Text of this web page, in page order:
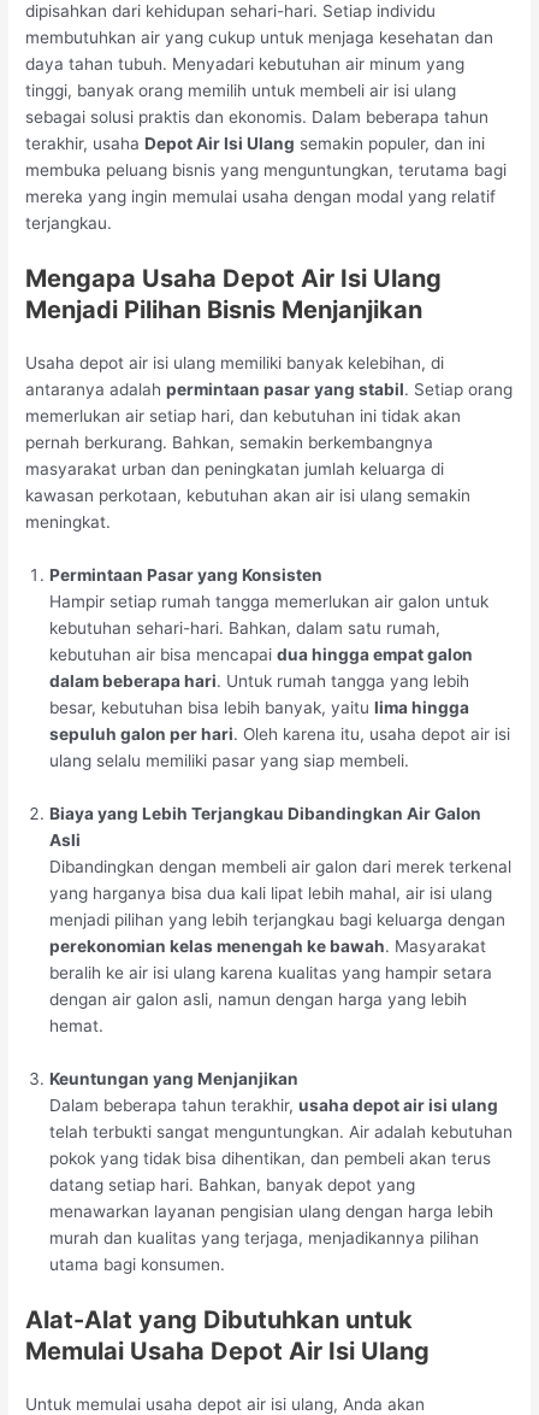
dipisahkan dari kehidupan sehari-hari. Setiap individu
membutuhkan air yang cukup untuk menjaga kesehatan dan
daya tahan tubuh. Menyadari kebutuhan air minum yang
tinggi, banyak orang memilih untuk membeli air isi ulang
sebagai solusi praktis dan ekonomis. Dalam beberapa tahun
terakhir, usahaDepot Air Isi Ulang semakin populer, dan ini
membuka peluang bisnis yang menguntungkan, terutama bagi
mereka yang ingin memulai usaha dengan modal yang relatif
terjangkau.
Mengapa Usaha Depot Air Isi Ulang
Menjadi Pilihan Bisnis Menjanjikan
Usaha depot air isi ulang memiliki banyak kelebihan, di
antaranya adalahpermintaan pasar yang stabil. Setiap orang
memerlukan air setiap hari, dan kebutuhan ini tidak akan
pernah berkurang. Bahkan, semakin berkembangnya
masyarakat urban dan peningkatan jumlah keluarga di
kawasan perkotaan, kebutuhan akan air isi ulang semakin
meningkat.
Permintaan Pasar yang Konsisten
Hampir setiap rumah tangga memerlukan air galon untuk
kebutuhan sehari-hari. Bahkan, dalam satu rumah,
kebutuhan air bisa mencapaidua hingga empat galon
dalam beberapa hari. Untuk rumah tangga yang lebih
besar, kebutuhan bisa lebih banyak, yaitulima hingga
sepuluh galon per hari. Oleh karena itu, usaha depot air isi
ulang selalu memiliki pasar yang siap membeli.
Biaya yang Lebih Terjangkau Dibandingkan Air Galon
Asli
Dibandingkan dengan membeli air galon dari merek terkenal
yang harganya bisa dua kali lipat lebih mahal, air isi ulang
menjadi pilihan yang lebih terjangkau bagi keluarga dengan
perekonomian kelas menengah ke bawah. Masyarakat
beralih ke air isi ulang karena kualitas yang hampir setara
dengan air galon asli, namun dengan harga yang lebih
hemat.
Keuntungan yang Menjanjikan
Dalam beberapa tahun terakhir,usaha depot air isi ulang
telah terbukti sangat menguntungkan. Air adalah kebutuhan
pokok yang tidak bisa dihentikan, dan pembeli akan terus
datang setiap hari. Bahkan, banyak depot yang
menawarkan layanan pengisian ulang dengan harga lebih
murah dan kualitas yang terjaga, menjadikannya pilihan
utama bagi konsumen.
Alat-Alat yang Dibutuhkan untuk
Memulai Usaha Depot Air Isi Ulang
Untuk memulai usaha depot air isi ulang, Anda akan